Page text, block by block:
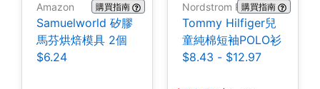
Amazon 購買指南
Samuelworld 矽膠
馬芬烘焙模具 2個
$6.24
Nordstrom Rack購買指南
Tommy Hilfiger兒
童純棉短袖POLO衫
$8.43 - $12.97